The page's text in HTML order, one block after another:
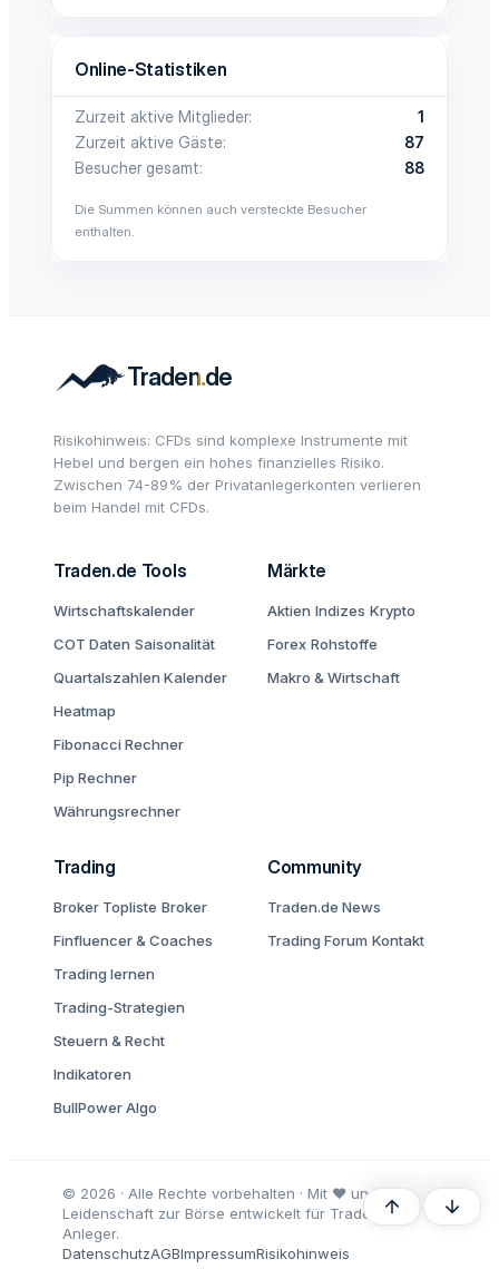
Online-Statistiken
Zurzeit aktive Mitglieder
1
Zurzeit aktive Gäste
87
Besucher gesamt
88
Die Summen können auch versteckte Besucher
enthalten.
Risikohinweis: CFDs sind komplexe Instrumente mit
Hebel und bergen ein hohes finanzielles Risiko.
Zwischen 74-89% der Privatanlegerkonten verlieren
beim Handel mit CFDs.
Traden.de Tools
Wirtschaftskalender
COT Daten Saisonalität
Quartalszahlen Kalender
Heatmap
Fibonacci Rechner
Pip Rechner
Währungsrechner
Märkte
Aktien Indizes Krypto
Forex Rohstoffe
Makro & Wirtschaft
Trading
Broker Topliste Broker
Finfluencer & Coaches
Trading lernen
Trading-Strategien
Steuern & Recht
Indikatoren
BullPower Algo
Community
Traden.de News
Trading Forum Kontakt
© 2026 · Alle Rechte vorbehalten · Mit ♥ und
Leidenschaft zur Börse entwickelt für Trader und
Anleger.
DatenschutzAGBImpressumRisikohinweis
Oben Unten